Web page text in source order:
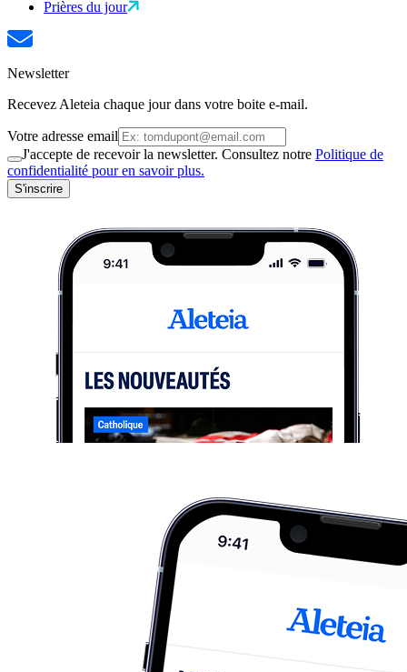
Prières du jour
Newsletter
Recevez Aleteia chaque jour dans votre boite e-mail.
Votre adresse email
J'accepte de recevoir la newsletter. Consultez notre Politique de
confidentialité pour en savoir plus.
S'inscrire